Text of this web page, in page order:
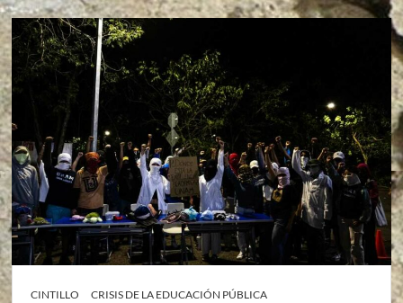
CINTILLO
CRISIS DE LA EDUCACIÓN PÚBLICA